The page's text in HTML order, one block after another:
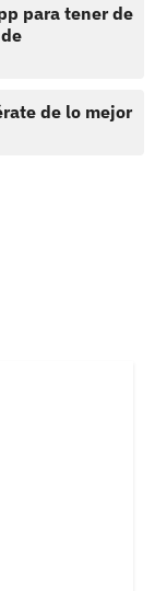
para tener de
de lo mejor